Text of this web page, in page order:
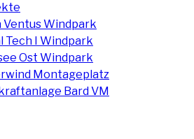
Ventus Windpark
Tech I Windpark
Ost Windpark
Montageplatz
Bard VM